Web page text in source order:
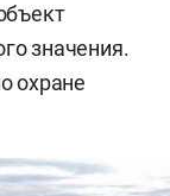
значения.
охране